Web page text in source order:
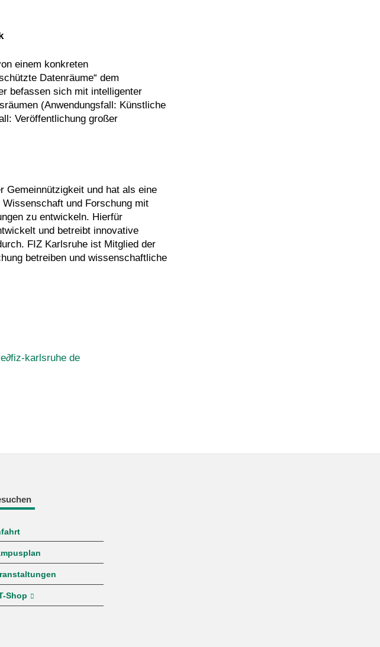
einem konkreten
Datenräume“ dem
befassen sich mit intelligenter
(Anwendungsfall: Künstliche
Veröffentlichung großer
Gemeinnützigkeit und hat als eine
und Forschung mit
zu entwickeln. Hierfür
und betreibt innovative
FIZ Karlsruhe ist Mitglied der
betreiben und wissenschaftliche
∂fiz-karlsruhe de
Shop